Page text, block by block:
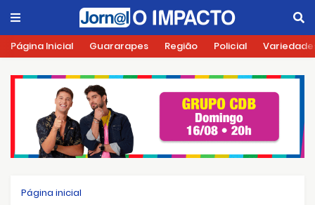
Página Inicial Guararapes Região Policial
Página inicial